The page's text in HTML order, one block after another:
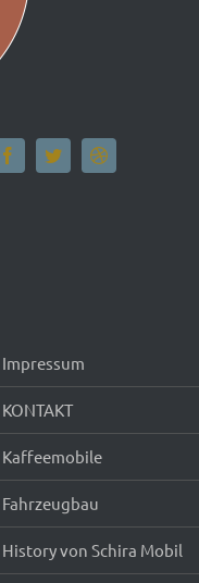
Impressum
KONTAKT
Kaffeemobile
Fahrzeugbau
History von Schira Mobil